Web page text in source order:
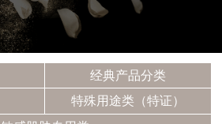
经典产品分类
特殊用途类（特证）